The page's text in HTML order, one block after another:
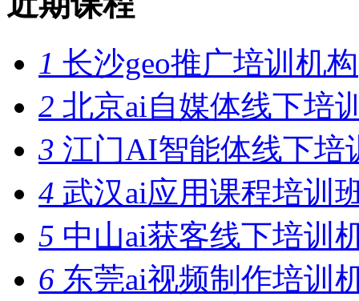
1 长沙geo推广培训机构
2 北京ai自媒体线下培
3 江门AI智能体线下培
4 武汉ai应用课程培训
5 中山ai获客线下培训
6 东莞ai视频制作培训